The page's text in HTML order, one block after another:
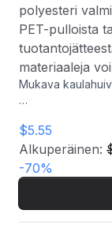
polyesteri
PET-pulloista
materiaaleja
Mukava
- Pituus: 230
- Tämän tuotteen
osapuolen
pääasiassa
voimme säästää
$5.55
Alkuperäinen:
-70%